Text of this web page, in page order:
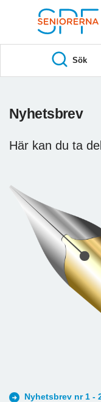
Sök
Nyhetsbrev
Här kan du ta
Nyhetsbrev nr 1 -